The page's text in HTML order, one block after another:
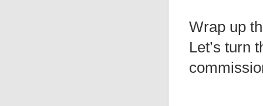
Wrap up
Let’s turn